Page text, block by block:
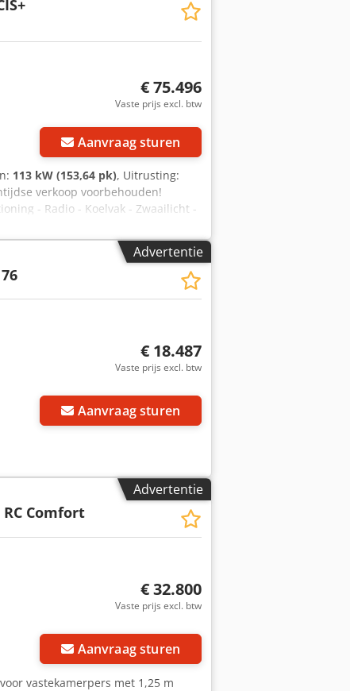
€ 75.496
Vaste prijs excl. btw
Aanvraag sturen
113 kW (153,64 pk), Uitrusting:
verkoop voorbehouden!
- Radio - Koelvak - Zwaailicht -
- 5x dubbelwerkend
koppeling - Snelkoppeling frontlader
veel meer... ----Het voertuig wordt
Wijzigingen en tussentijdse
/ leasing ook mogelijk zonder
Advertentie
€ 18.487
Vaste prijs excl. btw
Aanvraag sturen
Advertentie
Comfort
€ 32.800
Vaste prijs excl. btw
Aanvraag sturen
vastekamerpers met 1,25 m